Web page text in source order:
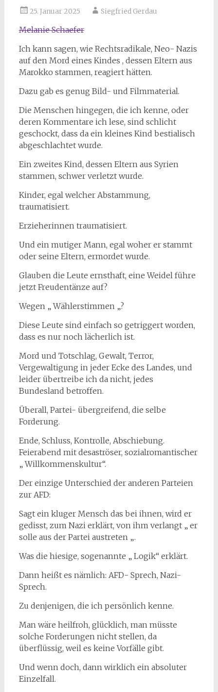
25. Januar 2025 Siegfried Gerdau
Melanie Schaefer
Ich kann sagen, wie Rechtsradikale, Neo- Nazis
auf den Mord eines Kindes , dessen Eltern aus
Marokko stammen, reagiert hätten.
Dazu gab es genug Bild- und Filmmaterial.
Die Menschen hingegen, die ich kenne, oder
deren Kommentare ich lese, sind schlicht
geschockt, dass da ein kleines Kind bestialisch
abgeschlachtet wurde.
Ein zweites Kind, dessen Eltern aus Syrien
stammen, schwer verletzt wurde.
Kinder, egal welcher Abstammung,
traumatisiert.
Erzieherinnen traumatisiert.
Und ein mutiger Mann, egal woher er stammt
oder seine Eltern, ermordet wurde.
Glauben die Leute ernsthaft, eine Weidel führe
jetzt Freudentänze auf?
Wegen „ Wählerstimmen „?
Diese Leute sind einfach so getriggert worden,
dass es nur noch lächerlich ist.
Mord und Totschlag, Gewalt, Terror,
Vergewaltigung in jeder Ecke des Landes, und
leider übertreibe ich da nicht, jedes
Bundesland betroffen.
Überall, Partei- übergreifend, die selbe
Forderung.
Ende, Schluss, Kontrolle, Abschiebung.
Feierabend mit desaströser, sozialromantischer
„ Willkommenskultur“.
Der einzige Unterschied der anderen Parteien
zur AFD:
Sagt ein kluger Mensch das bei ihnen, wird er
gedisst, zum Nazi erklärt, von ihm verlangt „ er
solle aus der Partei austreten „.
Was die hiesige, sogenannte „ Logik“ erklärt.
Dann heißt es nämlich: AFD- Sprech, Nazi-
Sprech.
Zu denjenigen, die ich persönlich kenne.
Man wäre heilfroh, glücklich, man müsste
solche Forderungen nicht stellen, da
überflüssig, weil es keine Vorfälle gibt.
Und wenn doch, dann wirklich ein absoluter
Einzelfall.